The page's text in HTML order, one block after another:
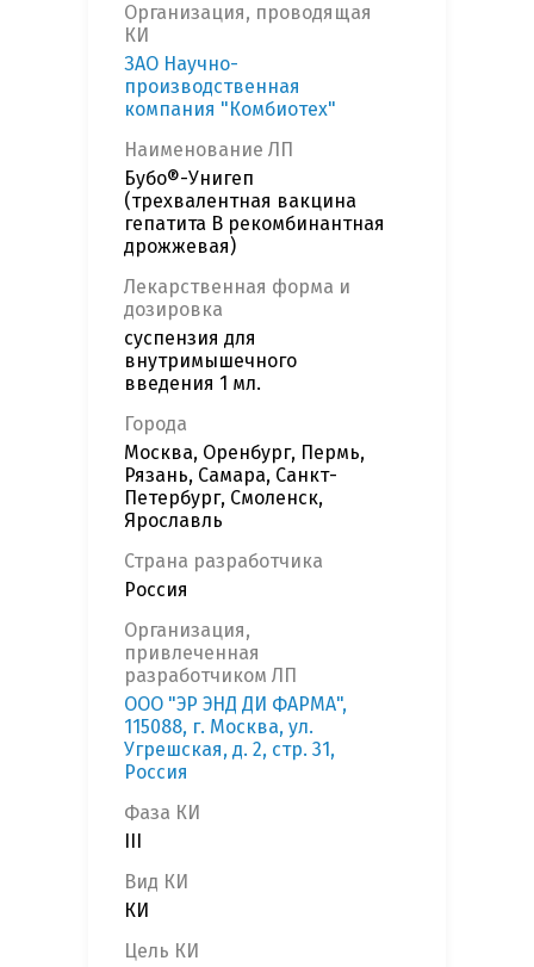
Организация, проводящая
КИ
ЗАО Научно-
производственная
компания "Комбиотех"
Наименование ЛП
Бубо®-Унигеп
(трехвалентная вакцина
гепатита В рекомбинантная
дрожжевая)
Лекарственная форма и
дозировка
суспензия для
внутримышечного
введения 1 мл.
Города
Москва, Оренбург, Пермь,
Рязань, Самара, Санкт-
Петербург, Смоленск,
Ярославль
Страна разработчика
Россия
Организация,
привлеченная
разработчиком ЛП
ООО "ЭР ЭНД ДИ ФАРМА",
115088, г. Москва, ул.
Угрешская, д. 2, стр. 31,
Россия
Фаза КИ
Вид КИ
КИ
Цель КИ